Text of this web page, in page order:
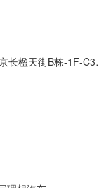
栋-1F-20bb,B栋-1F-20bc号商铺